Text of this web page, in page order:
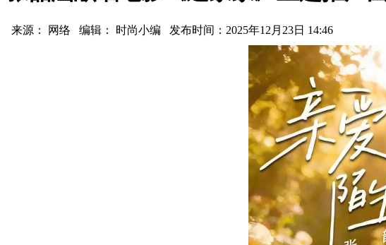
来源： 网络 编辑： 时尚小编 发布时间：2025年12月23日 14:46